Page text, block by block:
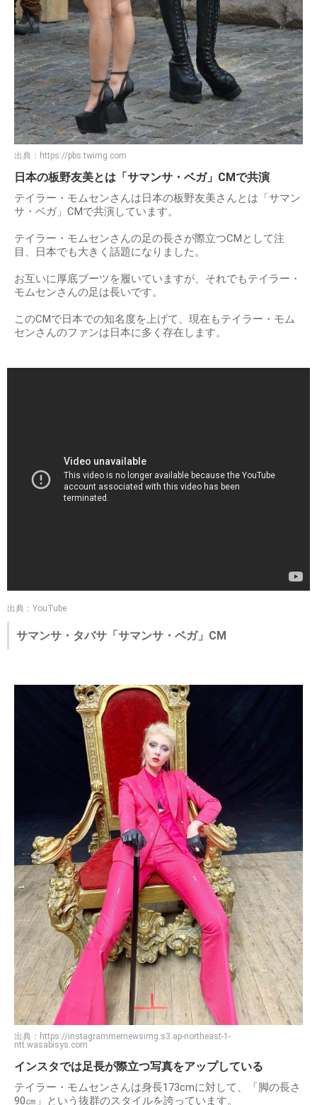
出典： https://pbs.twimg.com
日本の板野友美とは「サマンサ・ベガ」CMで共演
テイラー・モムセンさんは日本の板野友美さんとは「サマン
サ・ベガ」CMで共演しています。
テイラー・モムセンさんの足の長さが際立つCMとして注
目、日本でも大きく話題になりました。
お互いに厚底ブーツを履いていますが、それでもテイラー・
モムセンさんの足は長いです。
このCMで日本での知名度を上げて、現在もテイラー・モム
センさんのファンは日本に多く存在します。
出典：YouTube
サマンサ・タバサ「サマンサ・ベガ」CM
出典： https://instagrammernewsimg.s3.ap-northeast-1-
ntt.wasabisys.com
インスタでは足長が際立つ写真をアップしている
テイラー・モムセンさんは身長173cmに対して、「脚の長さ
90㎝」という抜群のスタイルを誇っています。